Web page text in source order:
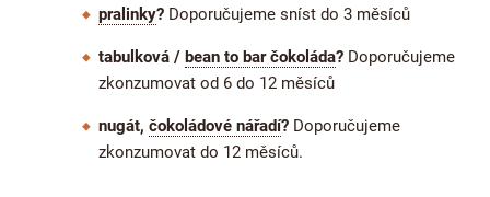
pralinky? Doporučujeme sníst do 3 měsíců
tabulková / bean to bar čokoláda? Doporučujeme
zkonzumovat od 6 do 12 měsíců
nugát, čokoládové nářadí? Doporučujeme
zkonzumovat do 12 měsíců.